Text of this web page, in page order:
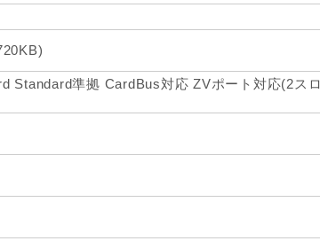
Standard準拠 CardBus対応 ZVポート対応(2スロ